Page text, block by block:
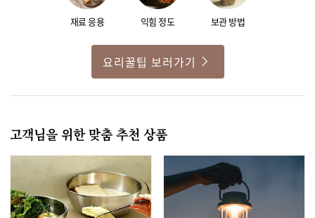
재료 응용 익힘 정도 보관 방법
요리꿀팁 보러가기
고객님을 위한 맞춤 추천 상품